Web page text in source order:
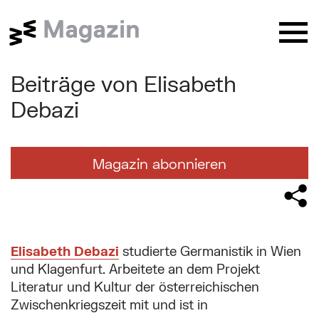
nach:
Alphabetisch
Archäologie
Architektur
Aufklärung
Austrofaschismus Barock
behind the scenes
Drogen
Erinnerung
Essen und trinken
Exil
Feste Film
Flucht
...
Website Suche (Nach dem
Suche nach:
Suchformular absenden
Beiträge von Elisabeth
Debazi
Sie befinden sich hier:
Wien Museum / Magazin Beiträge von Elisabeth Debazi
Magazin abonnieren
Elisabeth Debazi studierte Germanistik in Wien
und Klagenfurt. Arbeitete an dem Projekt
Literatur und Kultur der österreichischen
Zwischenkriegszeit mit und ist in